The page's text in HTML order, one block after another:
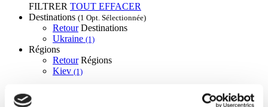
FILTRER TOUT EFFACER
Destinations (1 Opt. Sélectionnée)
Retour Destinations
Ukraine (1)
Régions
Retour Régions
Kiev (1)
Flymedi